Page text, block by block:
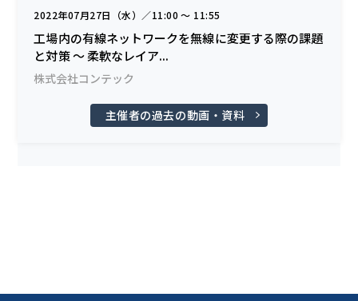
2022年07月27日（水）／11:00 〜 11:55
工場内の有線ネットワークを無線に変更する際の課題
と対策 ～ 柔軟なレイア...
株式会社コンテック
主催者の過去の動画・資料